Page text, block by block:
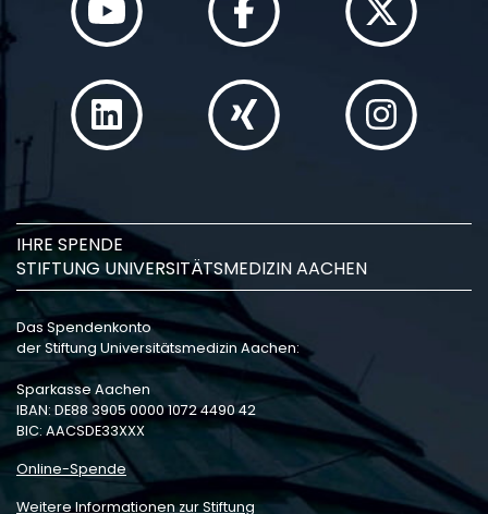
IHRE SPENDE
STIFTUNG UNIVERSITÄTSMEDIZIN AACHEN
Das Spendenkonto
der Stiftung Universitätsmedizin Aachen:
Sparkasse Aachen
IBAN: DE88 3905 0000 1072 4490 42
BIC: AACSDE33XXX
Online-Spende
Weitere Informationen zur Stiftung